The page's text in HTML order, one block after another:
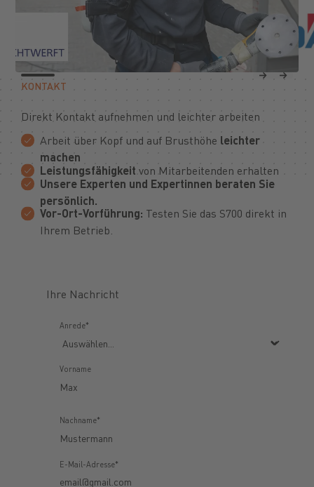
KONTAKT
Direkt Kontakt aufnehmen und leichter arbeiten
Arbeit über Kopf und auf Brusthöhe leichter
machen
Leistungsfähigkeit von Mitarbeitenden erhalten
Unsere Experten und Expertinnen beraten Sie
persönlich.
Vor-Ort-Vorführung: Testen Sie das S700 direkt in
Ihrem Betrieb.
Ihre Nachricht
Anrede*
Vorname
Nachname*
E-Mail-Adresse*